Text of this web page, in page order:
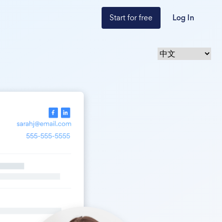
Start for free Log In